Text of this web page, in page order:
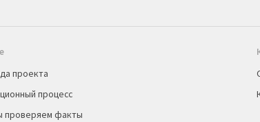
проекта
процесс
проверяем факты